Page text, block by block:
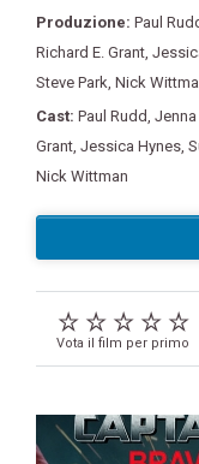
Produzione: Paul
Richard E. Grant,
Steve Park, Nick
Cast: Paul Rudd,
Grant, Jessica Hynes,
Nick Wittman
Vota il film per primo